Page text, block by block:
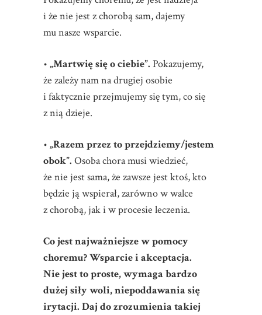
i że nie jest z chorobą sam, dajemy
mu nasze wsparcie.
• „Martwię się o ciebie”. Pokazujemy,
że zależy nam na drugiej osobie
i faktycznie przejmujemy się tym, co się
z nią dzieje.
• „Razem przez to przejdziemy/jestem
obok”. Osoba chora musi wiedzieć,
że nie jest sama, że zawsze jest ktoś, kto
będzie ją wspierał, zarówno w walce
z chorobą, jak i w procesie leczenia.
Co jest najważniejsze w pomocy
choremu? Wsparcie i akceptacja.
Nie jest to proste, wymaga bardzo
dużej siły woli, niepoddawania się
irytacji. Daj do zrozumienia takiej